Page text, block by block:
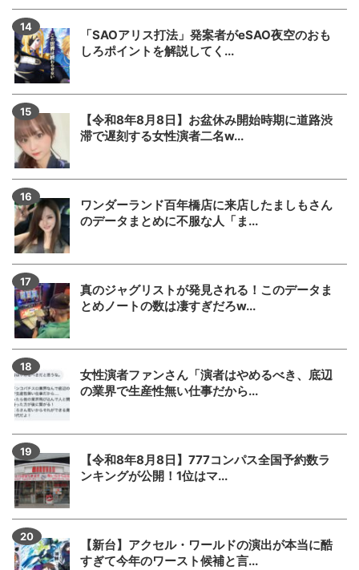
「SAOアリス打法」発案者がeSAO夜空のおも
しろポイントを解説してく...
【令和8年8月8日】お盆休み開始時期に道路渋
滞で遅刻する女性演者二名w...
ワンダーランド百年橋店に来店したましもさん
のデータまとめに不服な人「ま...
真のジャグリストが発見される！このデータま
とめノートの数は凄すぎだろw...
女性演者ファンさん「演者はやめるべき、底辺
の業界で生産性無い仕事だから...
【令和8年8月8日】777コンパス全国予約数ラ
ンキングが公開！1位はマ...
【新台】アクセル・ワールドの演出が本当に酷
すぎて今年のワースト候補と言...